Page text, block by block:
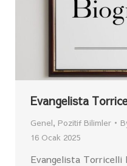
Evangelista
Genel, Pozitif Bilimler
16 Ocak 2025
Evangelista Torricelli